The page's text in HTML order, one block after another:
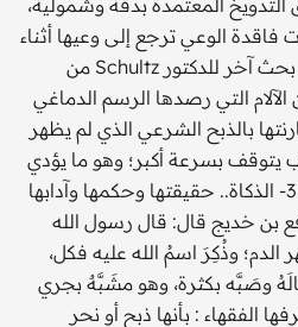
فاقدة الوعي ترجع إلى وعيها أثناء
نزفها قبل أن تموت. كما أكد بحث آخر للدكتور Schultz من
الآلام التي رصدها الرسم الدماغي
بالذبح الشرعي الذي لم يظهر
يتوقف بسرعة أكبر؛ وهو ما يؤدي
إلى تسرب الدماء إلى اللحم. 3- الذكاة.. حقيقتها وحكمها وآدابها
بن خديج قال: قال رسول الله
الدم؛ وذُكِرَ اسمُ الله عليه فكل،
وصَبَّه بكثرة، وهو مشَبَّهٌ بجري
الفقهاء : بأنها ذبح أو نحر